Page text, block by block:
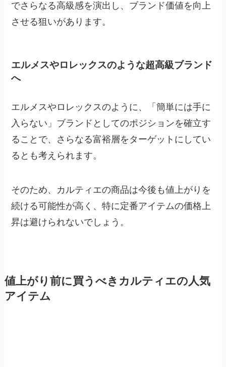
でさらなる高級感を演出し、ブランド価値を向上
させる狙いがあります。
エルメスやロレックスのような超高級ブランド
へ
エルメスやロレックスのように、「簡単には手に
入らない」ブランドとしてのポジションを確立す
ることで、さらなる富裕層をターゲットにしてい
るとも考えられます。
そのため、カルティエの商品は今後も値上がりを
続ける可能性が高く、特に定番アイテムの価格上
昇は避けられないでしょう。
値上がり前に買うべきカルティエの人気
アイテム